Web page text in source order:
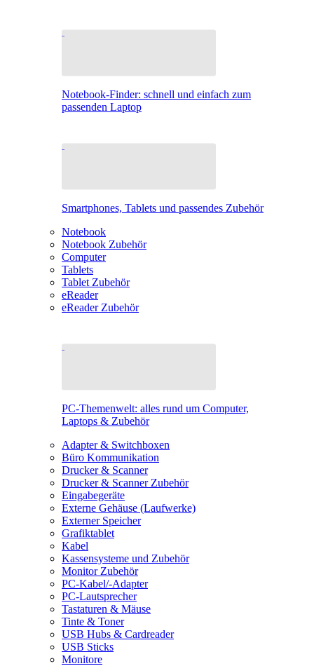
Notebook-Finder: schnell und einfach zum
passenden Laptop
Smartphones, Tablets und passendes Zubehör
Notebook
Notebook Zubehör
Computer
Tablets
Tablet Zubehör
eReader
eReader Zubehör
PC-Themenwelt: alles rund um Computer,
Laptops & Zubehör
Adapter & Switchboxen
Büro Kommunikation
Drucker & Scanner
Drucker & Scanner Zubehör
Eingabegeräte
Externe Gehäuse (Laufwerke)
Externer Speicher
Grafiktablet
Kabel
Kassensysteme und Zubehör
Monitor Zubehör
PC-Kabel/-Adapter
PC-Lautsprecher
Tastaturen & Mäuse
Tinte & Toner
USB Hubs & Cardreader
USB Sticks
Monitore